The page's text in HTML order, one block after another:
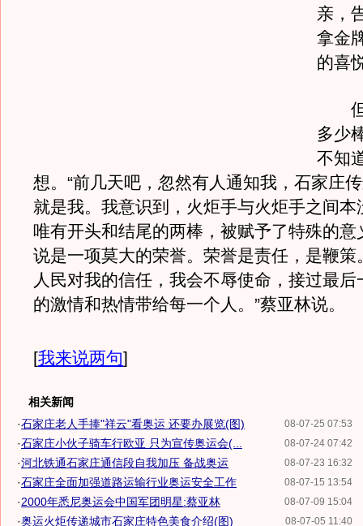
亲，
拿金
的喜
但
多少
不知
想。“前几天吧，忽然有人通知我，石家庄
就是我。我意识到，火炬手与火炬手之间本
唯有开头和结尾的两棒，被赋予了特殊的意
说是一项莫大的荣誉。荣誉是责任，是鞭策
人民对我的信任，我会不辱使命，接过最后
的激情和热情带给每一个人。”蔡亚林说。
[我来说两句]
相关新闻
08-07-25 07:53
·石家庄老人手捧"祥云"看奥运 还要办展览(图)
08-07-24 07:42
·石家庄小伙子骑车行欧亚 只为宣传奥运会(...
08-07-23 16:32
·河北铁通石家庄通信段自我加压 备战奥运
08-07-15 13:54
·石家庄全面加强道路运输行业奥运安全工作
08-07-09 15:04
·2000年悉尼奥运会中国军团明星:蔡亚林
08-07-05 11:40
·奥运火炬传递城市石家庄特色美食介绍(图)